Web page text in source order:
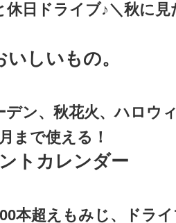
休日ドライブ♪＼秋に
いしいもの。
デン、秋花火、ハロウ
まで使える！
トカレンダー
本超えもみじ、ドラ